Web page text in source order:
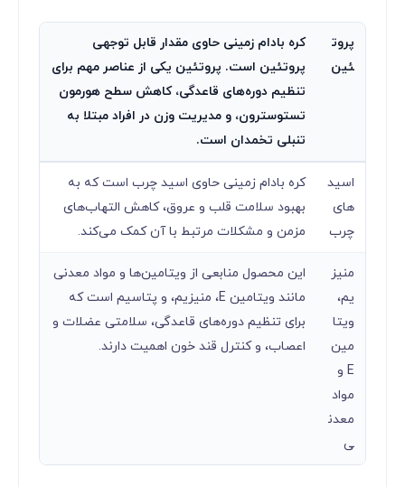
پروت
ئین
کره بادام زمینی حاوی مقدار قابل توجهی
پروتئین است. پروتئین یکی از عناصر مهم برای
تنظیم دوره‌های قاعدگی، کاهش سطح هورمون
تستوسترون، و مدیریت وزن در افراد مبتلا به
تنبلی تخمدان است.
اسید
های
چرب
کره بادام زمینی حاوی اسید چرب است که به
بهبود سلامت قلب و عروق، کاهش التهاب‌های
مزمن و مشکلات مرتبط با آن کمک می‌کند.
منیز
یم،
ویتا
مین
E و
مواد
معدن
ی
این محصول منابعی از ویتامین‌ها و مواد معدنی
مانند ویتامین E، منیزیم، و پتاسیم است که
برای تنظیم دوره‌های قاعدگی، سلامتی عضلات و
اعصاب، و کنترل قند خون اهمیت دارند.